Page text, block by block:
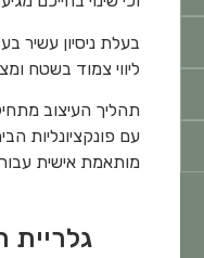
בעלת ניסיון עשיר
ליווי צמוד בשטח
תהליך העיצוב מתחיל
עם פונקציונליות
מותאמת אישית עבור
גלריית